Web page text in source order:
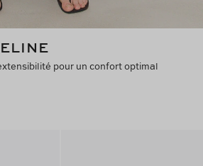
pour un confort optimal